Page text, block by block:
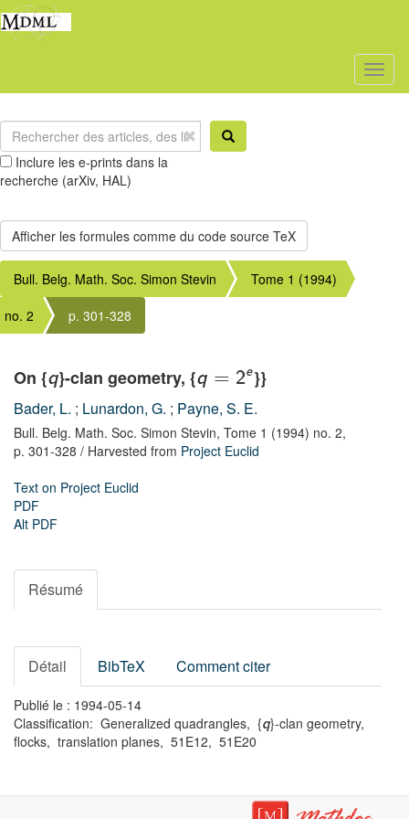
Inclure les e-prints dans la
recherche (arXiv, HAL)
Bull. Belg. Math. Soc. Simon Stevin
Tome 1 (1994)
no. 2
p. 301-328
On {q}-clan geometry, {q = 2e}}
Bader, L. ; Lunardon, G. ; Payne, S. E.
Bull. Belg. Math. Soc. Simon Stevin, Tome 1 (1994) no. 2,
p. 301-328 / Harvested from Project Euclid
Text on Project Euclid
PDF
Alt PDF
Résumé
Détail BibTeX Comment citer
Publié le : 1994-05-14
Classification: Generalized quadrangles, {q}-clan geometry,
flocks, translation planes, 51E12, 51E20